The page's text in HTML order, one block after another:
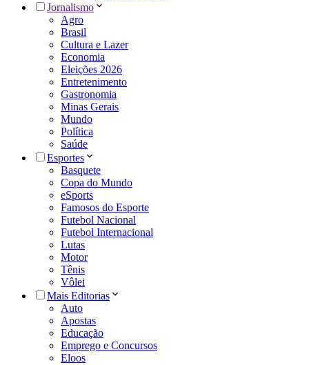
Jornalismo
Agro
Brasil
Cultura e Lazer
Economia
Eleições 2026
Entretenimento
Gastronomia
Minas Gerais
Mundo
Política
Saúde
Esportes
Basquete
Copa do Mundo
eSports
Famosos do Esporte
Futebol Nacional
Futebol Internacional
Lutas
Motor
Tênis
Vôlei
Mais Editorias
Auto
Apostas
Educação
Emprego e Concursos
Eloos